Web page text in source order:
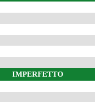
IMPERFETTO